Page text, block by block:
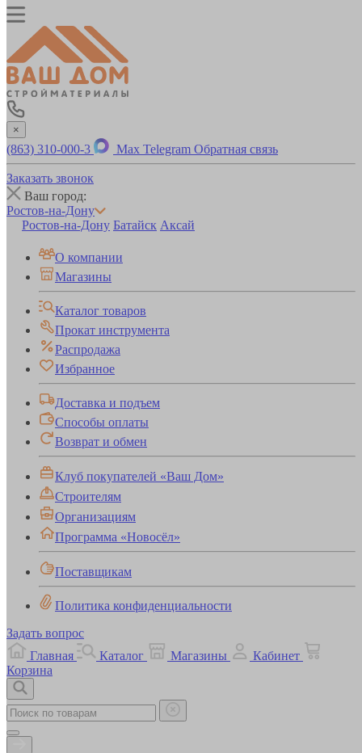
×
(863) 310-000-3 Max Telegram Обратная связь
Заказать звонок
Ваш город:
Ростов-на-Дону
Ростов-на-Дону Батайск Аксай
О компании
Магазины
Каталог товаров
Прокат инструмента
Распродажа
Избранное
Доставка и подъем
Способы оплаты
Возврат и обмен
Клуб покупателей «Ваш Дом»
Строителям
Организациям
Программа «Новосёл»
Поставщикам
Политика конфиденциальности
Задать вопрос
Главная
Каталог Магазины
Кабинет
Корзина